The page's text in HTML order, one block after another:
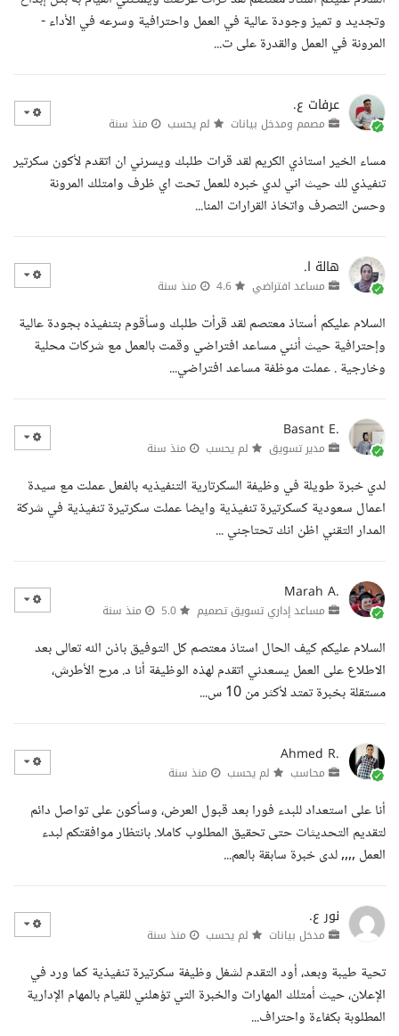
وتجديد و تميز وجودة عالية في العمل واحترافية وسرعه في الأداء -
المرونة في العمل والقدرة على ت...
عرفات ع.
مصمم ومدخل بيانات لم يحسب منذ سنة
مساء الخير استاذي الكريم لقد قرات طلبك ويسرني ان اتقدم لأكون سكرتير
تنفيذي لك حيث اني لدي خبره للعمل تحت اي ظرف وامتلك المرونة
وحسن التصرف واتخاذ القرارات المنا...
هالة ا.
مساعد افتراضي منذ سنة
السلام عليكم أستاذ معتصم لقد قرأت طلبك وسأقوم بتنفيذه بجودة عالية
وإحترافية حيث أنني مساعد افتراضي وقمت بالعمل مع شركات محلية
وخارجية . عملت موظفة مساعد افتراضي...
Basant E.
مدير تسويق لم يحسب منذ سنة
لدي خبرة طويلة في وظيفة السكرتارية التنفيذيه بالفعل عملت مع سيدة
اعمال سعودية كسكرتيرة تنفيذية وايضا عملت سكرتيرة تنفيذية في شركة
المدار التقني اظن انك تحتاجني ...
Marah A.
مساعد إداري تسويق تصميم منذ سنة
السلام عليكم كيف الحال استاذ معتصم كل التوفيق باذن الله تعالى بعد
الاطلاع على العمل يسعدني اتقدم لهذه الوظيفة أنا د. مرح الأطرش،
مستقلة بخبرة تمتد لأكثر من 10 س...
Ahmed R.
محاسب لم يحسب منذ سنة
أنا على استعداد للبدء فورا بعد قبول العرض، وسأكون على تواصل دائم
لتقديم التحديثات حتى تحقيق المطلوب كاملا. بانتظار موافقتكم لبدء
العمل ,,,, لدى خبرة سابقة بالعم...
نور ع.
مدخل بيانات لم يحسب منذ سنة
تحية طيبة وبعد، أود التقدم لشغل وظيفة سكرتيرة تنفيذية كما ورد في
الإعلان، حيث أمتلك المهارات والخبرة التي تؤهلني للقيام بالمهام الإدارية
المطلوبة بكفاءة واحتراف...